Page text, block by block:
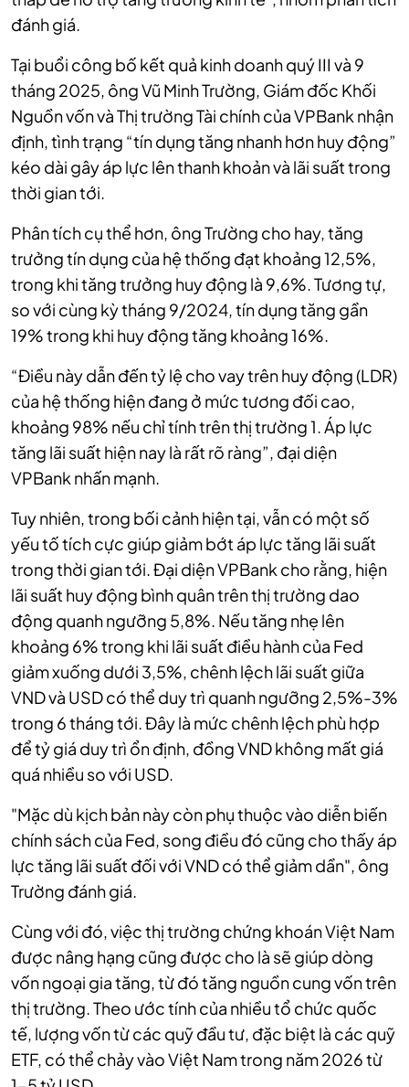
đánh giá.
Tại buổi công bố kết quả kinh doanh quý III và 9
tháng 2025, ông Vũ Minh Trường, Giám đốc Khối
Nguồn vốn và Thị trường Tài chính của VPBank nhận
định, tình trạng “tín dụng tăng nhanh hơn huy động”
kéo dài gây áp lực lên thanh khoản và lãi suất trong
thời gian tới.
Phân tích cụ thể hơn, ông Trường cho hay, tăng
trưởng tín dụng của hệ thống đạt khoảng 12,5%,
trong khi tăng trưởng huy động là 9,6%. Tương tự,
so với cùng kỳ tháng 9/2024, tín dụng tăng gần
19% trong khi huy động tăng khoảng 16%.
“Điều này dẫn đến tỷ lệ cho vay trên huy động (LDR)
của hệ thống hiện đang ở mức tương đối cao,
khoảng 98% nếu chỉ tính trên thị trường 1. Áp lực
tăng lãi suất hiện nay là rất rõ ràng”, đại diện
VPBank nhấn mạnh.
Tuy nhiên, trong bối cảnh hiện tại, vẫn có một số
yếu tố tích cực giúp giảm bớt áp lực tăng lãi suất
trong thời gian tới. Đại diện VPBank cho rằng, hiện
lãi suất huy động bình quân trên thị trường dao
động quanh ngưỡng 5,8%. Nếu tăng nhẹ lên
khoảng 6% trong khi lãi suất điều hành của Fed
giảm xuống dưới 3,5%, chênh lệch lãi suất giữa
VND và USD có thể duy trì quanh ngưỡng 2,5%-3%
trong 6 tháng tới. Đây là mức chênh lệch phù hợp
để tỷ giá duy trì ổn định, đồng VND không mất giá
quá nhiều so với USD.
"Mặc dù kịch bản này còn phụ thuộc vào diễn biến
chính sách của Fed, song điều đó cũng cho thấy áp
lực tăng lãi suất đối với VND có thể giảm dần", ông
Trường đánh giá.
Cùng với đó, việc thị trường chứng khoán Việt Nam
được nâng hạng cũng được cho là sẽ giúp dòng
vốn ngoại gia tăng, từ đó tăng nguồn cung vốn trên
thị trường. Theo ước tính của nhiều tổ chức quốc
tế, lượng vốn từ các quỹ đầu tư, đặc biệt là các quỹ
ETF, có thể chảy vào Việt Nam trong năm 2026 từ